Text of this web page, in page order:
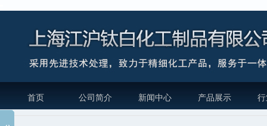
首页 公司简介 新闻中心 产品展示